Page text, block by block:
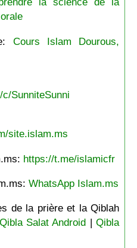
Cours Islam Dourous,
SunniteSunni
site.islam.ms
https://t.me/islamicfr
WhatsApp Islam.ms
de la prière et la Qiblah
Qibla Salat Android |Qibla